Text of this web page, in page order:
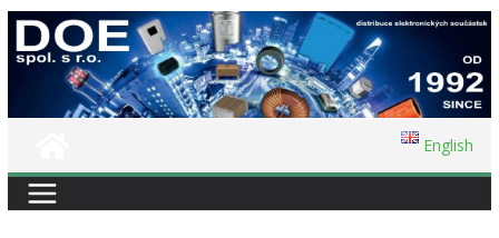
Přeskočit
na
English